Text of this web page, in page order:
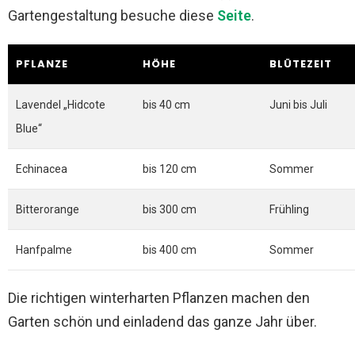
Gartengestaltung besuche diese Seite.
PFLANZE HÖHE BLÜTEZEIT
Lavendel „Hidcote
Blue“
bis 40 cm Juni bis Juli
Echinacea bis 120 cm Sommer
Bitterorange bis 300 cm Frühling
Hanfpalme bis 400 cm Sommer
Die richtigen winterharten Pflanzen machen den
Garten schön und einladend das ganze Jahr über.